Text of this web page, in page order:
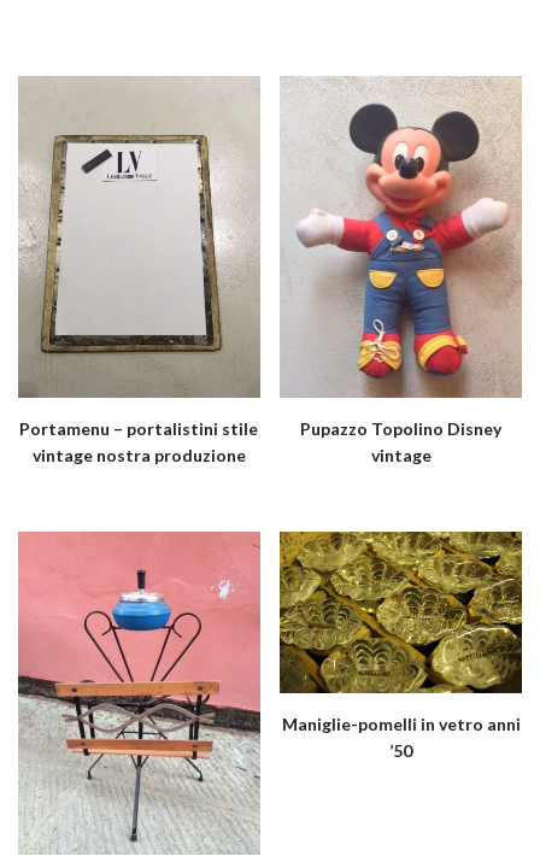
Portamenu – portalistini stile
vintage nostra produzione
Pupazzo Topolino Disney
vintage
Maniglie-pomelli in vetro anni
’50